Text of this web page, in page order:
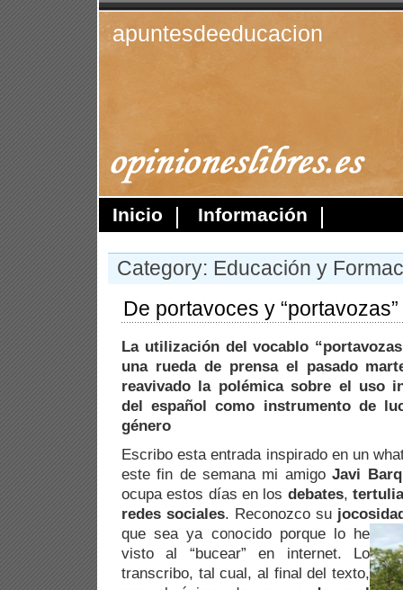
apuntesdeeducacion
Inicio Información
Category: Educación y
De portavoces y “portavozas”
La utilización del vocablo
una rueda de prensa el pasado
reavivado la polémica sobre el uso
del español como instrumento de
género
Escribo esta entrada inspirado en un
este fin de semana mi amigoJavi
ocupa estos días en los debates,
redes sociales. Reconozco su
que sea ya conocido porque lo he
visto al “bucear” en internet. Lo
transcribo, tal cual, al final del texto,